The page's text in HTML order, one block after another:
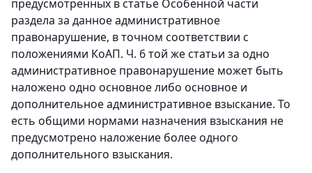
предусмотренных в статье Особенной части
раздела за данное административное
правонарушение, в точном соответствии с
положениями КоАП. Ч. 6 той же статьи за одно
административное правонарушение может быть
наложено одно основное либо основное и
дополнительное административное взыскание. То
есть общими нормами назначения взыскания не
предусмотрено наложение более одного
дополнительного взыскания.